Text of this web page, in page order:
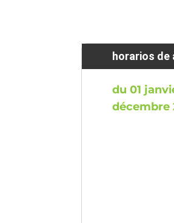
horarios de
du 01
décembre